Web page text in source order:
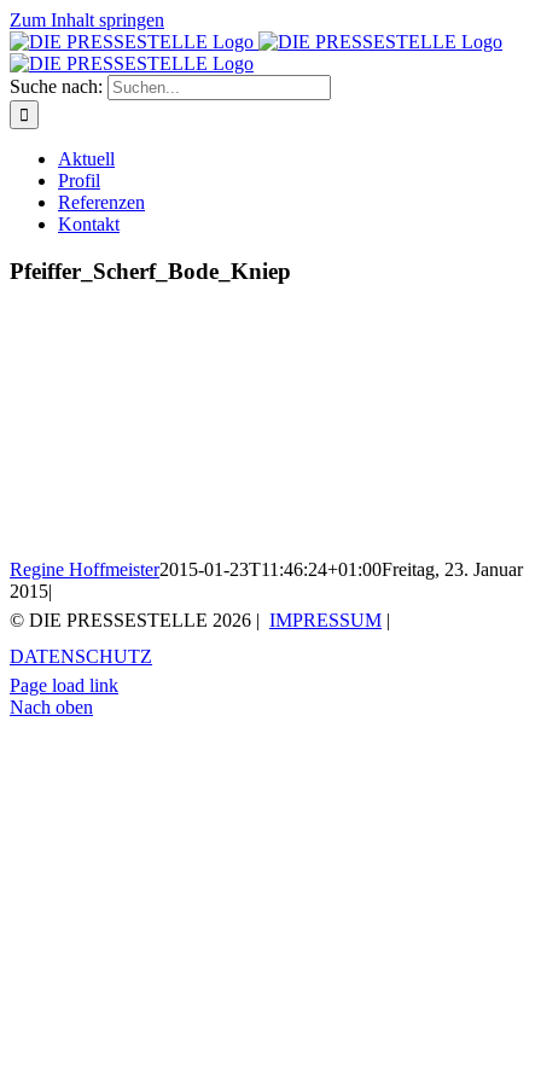
Zum Inhalt springen
Suche nach:
Aktuell
Profil
Referenzen
Kontakt
Pfeiffer_Scherf_Bode_Kniep
Regine Hoffmeister2015-01-23T11:46:24+01:00Freitag, 23. Januar
2015|
© DIE PRESSESTELLE 2026 | IMPRESSUM |
DATENSCHUTZ
Page load link
Nach oben